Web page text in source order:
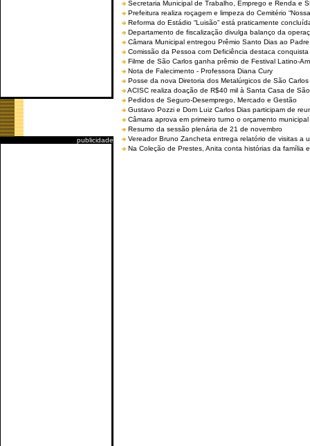
publicidade
Secretaria Municipal de Trabalho, Emprego e Renda e
Prefeitura realiza roçagem e limpeza do Cemitério
Reforma do Estádio “Luisão” está praticamente
Departamento de fiscalização divulga balanço da
Câmara Municipal entregou Prêmio Santo Dias ao
Comissão da Pessoa com Deficiência destaca
Filme de São Carlos ganha prêmio de Festival Latino-
Nota de Falecimento - Professora Diana Cury
Posse da nova Diretoria dos Metalúrgicos de São
ACISC realiza doação de R$40 mil à Santa Casa de
Pedidos de Seguro-Desemprego, Mercado e Gestão
Gustavo Pozzi e Dom Luiz Carlos Dias participam de
Câmara aprova em primeiro turno o orçamento
Resumo da sessão plenária de 21 de novembro
Vereador Bruno Zancheta entrega relatório de visitas a
Na Coleção de Prestes, Anita conta histórias da família